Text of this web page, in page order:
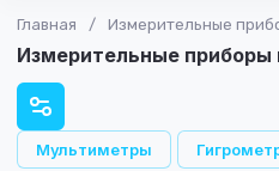
Главная / Измерительные
Измерительные приборы
Мультиметры